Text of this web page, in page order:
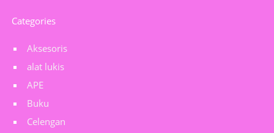
Categories
Aksesoris
alat lukis
APE
Buku
Celengan